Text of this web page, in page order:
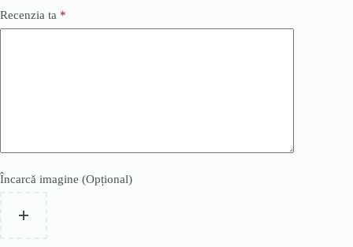
Recenzia ta *
Încarcă imagine (Opțional)